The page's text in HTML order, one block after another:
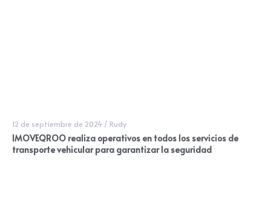
12 de septiembre de 2024 / Rudy
IMOVEQROO realiza operativos en todos los servicios de
transporte vehicular para garantizar la seguridad